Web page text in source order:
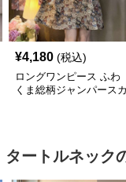
¥4,180 (税込)
ロングワンピース ふわ
くま総柄ジャンパースカ
タートルネック